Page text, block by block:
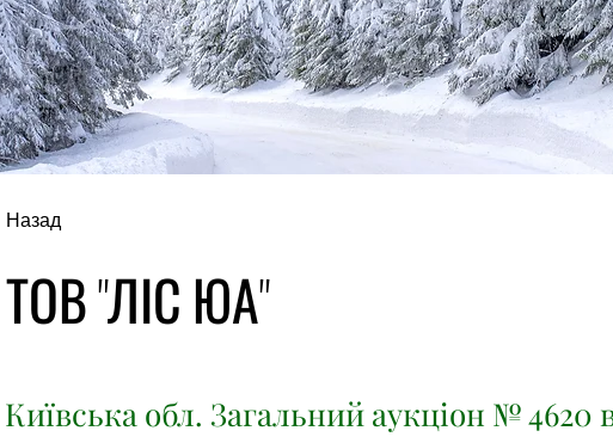
Назад
ТОВ "ЛІС ЮА"
Київська обл. Загальний аукціон № 4620